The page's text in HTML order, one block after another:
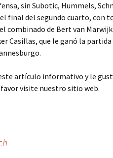
sin Subotic, Hummels,
final del segundo cuarto, con
combinado de Bert van
Casillas, que le ganó la
artículo informativo y le
visite nuestro sitio web.